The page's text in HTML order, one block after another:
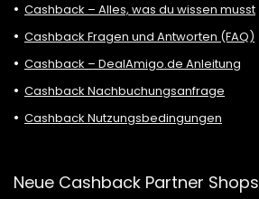
Cashback – Alles, was du wissen musst
Cashback Fragen und Antworten (FAQ)
Cashback – DealAmigo.de Anleitung
Cashback Nachbuchungsanfrage
Cashback Nutzungsbedingungen
Neue Cashback Partner Shops